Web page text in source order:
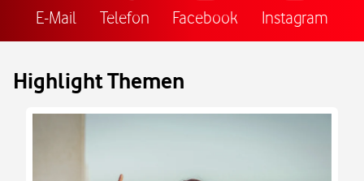
E-Mail Telefon Facebook Instagram
Highlight Themen